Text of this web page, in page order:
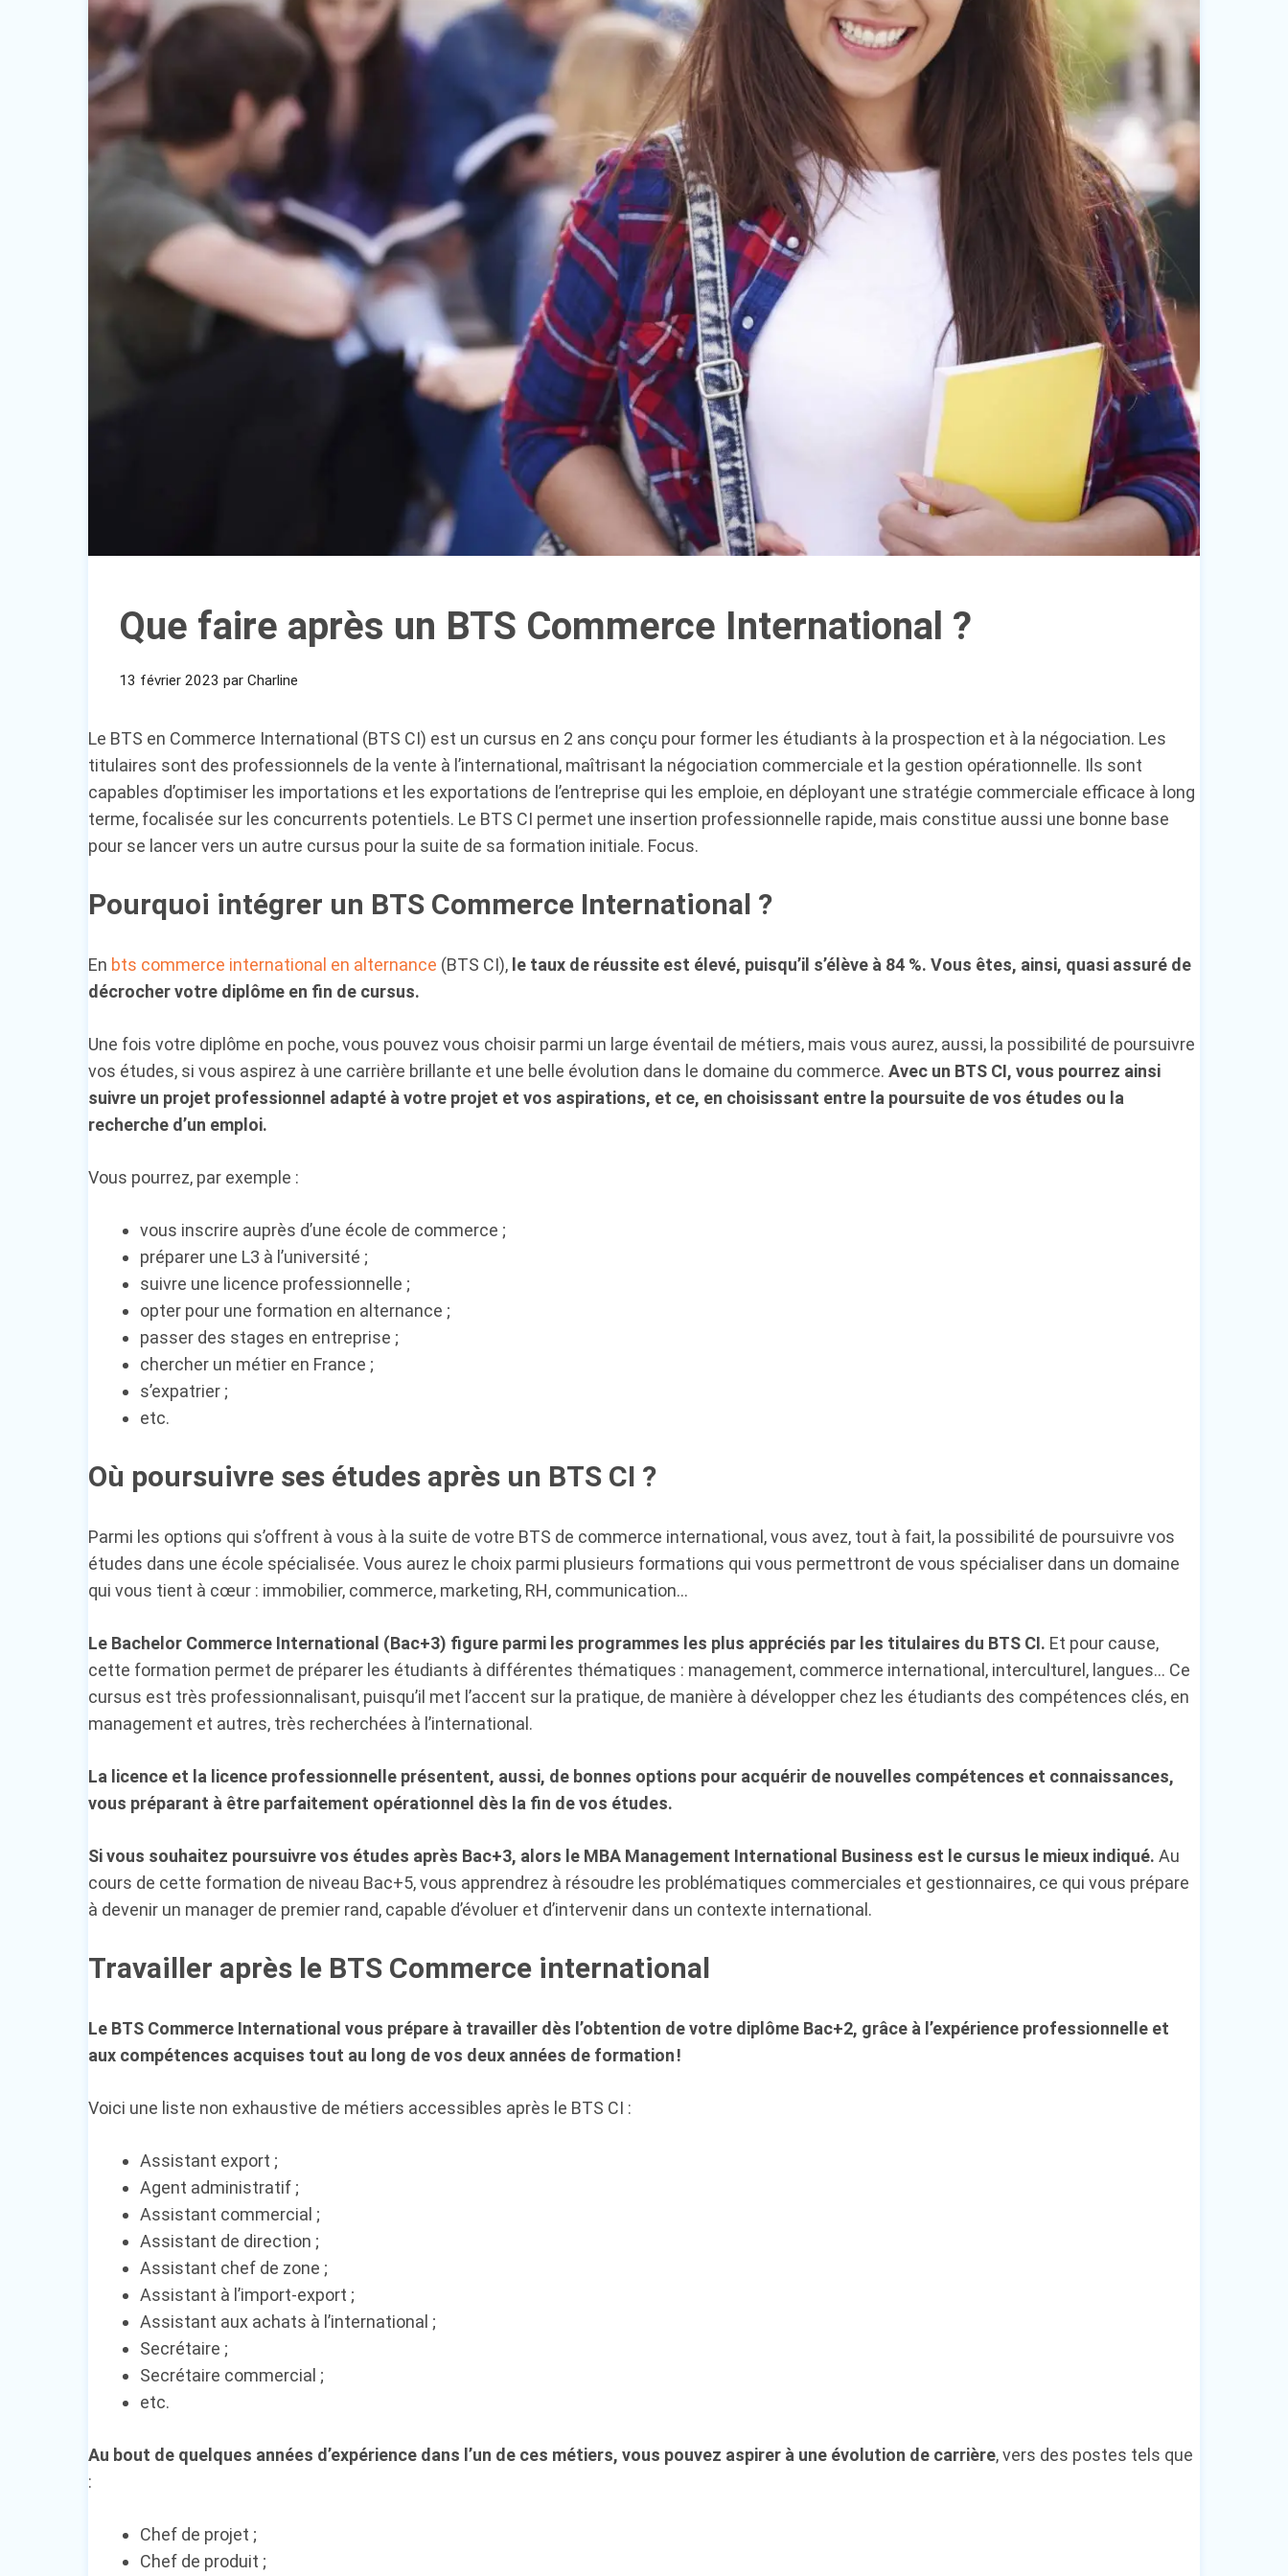
Que faire après un BTS Commerce International ?
13 février 2023 par Charline
Le BTS en Commerce International (BTS CI) est un cursus en 2 ans conçu pour former les étudiants à la prospection et à la négociation. Les
titulaires sont des professionnels de la vente à l’international, maîtrisant la négociation commerciale et la gestion opérationnelle. Ils sont
capables d’optimiser les importations et les exportations de l’entreprise qui les emploie, en déployant une stratégie commerciale efficace à long
terme, focalisée sur les concurrents potentiels. Le BTS CI permet une insertion professionnelle rapide, mais constitue aussi une bonne base
pour se lancer vers un autre cursus pour la suite de sa formation initiale. Focus.
Pourquoi intégrer un BTS Commerce International ?
En bts commerce international en alternance (BTS CI), le taux de réussite est élevé, puisqu’il s’élève à 84 %. Vous êtes, ainsi, quasi assuré de
décrocher votre diplôme en fin de cursus.
Une fois votre diplôme en poche, vous pouvez vous choisir parmi un large éventail de métiers, mais vous aurez, aussi, la possibilité de poursuivre
vos études, si vous aspirez à une carrière brillante et une belle évolution dans le domaine du commerce. Avec un BTS CI, vous pourrez ainsi
suivre un projet professionnel adapté à votre projet et vos aspirations, et ce, en choisissant entre la poursuite de vos études ou la
recherche d’un emploi.
Vous pourrez, par exemple :
vous inscrire auprès d’une école de commerce ;
préparer une L3 à l’université ;
suivre une licence professionnelle ;
opter pour une formation en alternance ;
passer des stages en entreprise ;
chercher un métier en France ;
s’expatrier ;
etc.
Où poursuivre ses études après un BTS CI ?
Parmi les options qui s’offrent à vous à la suite de votre BTS de commerce international, vous avez, tout à fait, la possibilité de poursuivre vos
études dans une école spécialisée. Vous aurez le choix parmi plusieurs formations qui vous permettront de vous spécialiser dans un domaine
qui vous tient à cœur : immobilier, commerce, marketing, RH, communication…
Le Bachelor Commerce International (Bac+3) figure parmi les programmes les plus appréciés par les titulaires du BTS CI. Et pour cause,
cette formation permet de préparer les étudiants à différentes thématiques : management, commerce international, interculturel, langues… Ce
cursus est très professionnalisant, puisqu’il met l’accent sur la pratique, de manière à développer chez les étudiants des compétences clés, en
management et autres, très recherchées à l’international.
La licence et la licence professionnelle présentent, aussi, de bonnes options pour acquérir de nouvelles compétences et connaissances,
vous préparant à être parfaitement opérationnel dès la fin de vos études.
Si vous souhaitez poursuivre vos études après Bac+3, alors le MBA Management International Business est le cursus le mieux indiqué. Au
cours de cette formation de niveau Bac+5, vous apprendrez à résoudre les problématiques commerciales et gestionnaires, ce qui vous prépare
à devenir un manager de premier rand, capable d’évoluer et d’intervenir dans un contexte international.
Travailler après le BTS Commerce international
Le BTS Commerce International vous prépare à travailler dès l’obtention de votre diplôme Bac+2, grâce à l’expérience professionnelle et
aux compétences acquises tout au long de vos deux années de formation !
Voici une liste non exhaustive de métiers accessibles après le BTS CI :
Assistant export ;
Agent administratif ;
Assistant commercial ;
Assistant de direction ;
Assistant chef de zone ;
Assistant à l’import-export ;
Assistant aux achats à l’international ;
Secrétaire ;
Secrétaire commercial ;
etc.
Au bout de quelques années d’expérience dans l’un de ces métiers, vous pouvez aspirer à une évolution de carrière, vers des postes tels que
:
Chef de projet ;
Chef de produit ;